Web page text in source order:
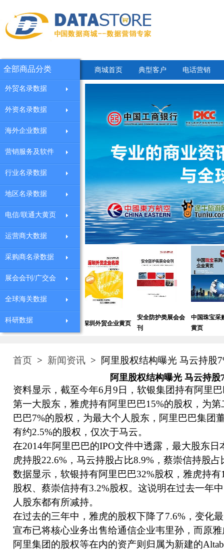
商城首页 典型客户 电话营销
全球机械设备采购
深圳外贸企业黄页
安全防护类展会会
刊
中国珠宝采购企业
全部商品分类
外贸名录数据
外资名录数据
海外企业数据
营销服务及软件
行业名录数据
地区名录数据
电信/联通大黄页
运营商大数据
采购商名录数据
展会会刊/广交会
全球海关数据
科研数据
首页 > 新闻资讯 > 阿里股权结构曝光 马云持股
阿里股权结构曝光 马云持股
资料显示，截至今年6月9日，软银集团持有阿里
第一大股东，雅虎持有阿里巴巴15%的股权，为
巴巴7%的股权，为最大个人股东，阿里巴巴集团
有约2.5%的股权，仅次于马云。
在2014年阿里巴巴的IPO文件中透露，最大股东日
虎持股22.6%，马云持股占比8.9%，蔡崇信持股
数据显示，软银持有阿里巴巴32%股权，雅虎持
股权、蔡崇信持有3.2%股权。这说明在过去一年
人股东都有所减持。
在过去的三年中，雅虎的股权下降了7.6%，变化
宣布已将核心业务出售给通信企业韦里孙，而原
阿里集团的股权等在内的资产则归属为新建的